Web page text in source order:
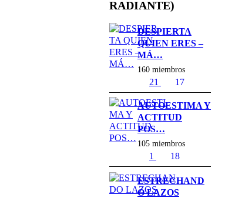
RADIANTE)
DESPIERTA
QUIEN ERES –
MÁ…
160 miembros
21 17
AUTOESTIMA Y
ACTITUD
POS…
105 miembros
1 18
ESTRECHAND
O LAZOS